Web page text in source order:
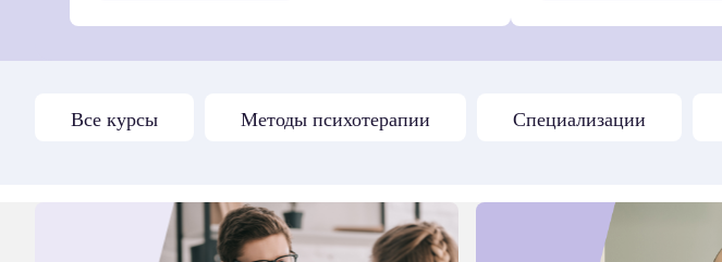
Все курсы Методы психотерапии Специализации